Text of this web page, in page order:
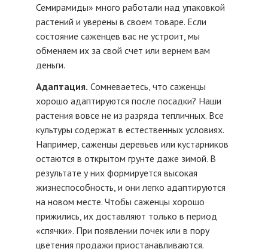
Семирамиды» много работали над упаковкой
растений и уверены в своем товаре. Если
состояние саженцев вас не устроит, мы
обменяем их за свой счет или вернем вам
деньги.
Адаптация. Сомневаетесь, что саженцы
хорошо адаптируются после посадки? Наши
растения вовсе не из разряда тепличных. Все
культуры содержат в естественных условиях.
Например, саженцы деревьев или кустарников
остаются в открытом грунте даже зимой. В
результате у них формируется высокая
жизнеспособность, и они легко адаптируются
на новом месте. Чтобы саженцы хорошо
прижились, их доставляют только в период
«спячки». При появлении почек или в пору
цветения продажи приостанавливаются.